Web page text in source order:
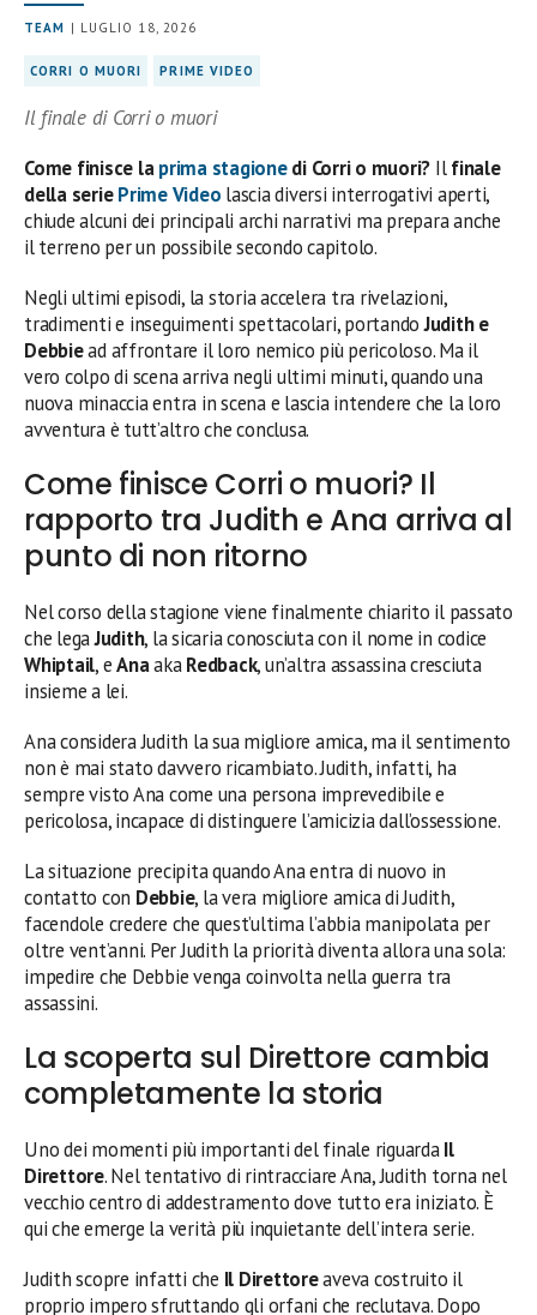
TEAM | LUGLIO 18, 2026
CORRI O MUORI PRIME VIDEO
Il finale di Corri o muori
Come finisce laprima stagionedi Corri o muori? Ilfinale
della seriePrime Video lascia diversi interrogativi aperti,
chiude alcuni dei principali archi narrativi ma prepara anche
il terreno per un possibile secondo capitolo.
Negli ultimi episodi, la storia accelera tra rivelazioni,
tradimenti e inseguimenti spettacolari, portandoJudith e
Debbiead affrontare il loro nemico più pericoloso. Ma il
vero colpo di scena arriva negli ultimi minuti, quando una
nuova minaccia entra in scena e lascia intendere che la loro
avventura è tutt’altro che conclusa.
Come finisce Corri o muori? Il
rapporto tra Judith e Ana arriva al
punto di non ritorno
Nel corso della stagione viene finalmente chiarito il passato
che legaJudith, la sicaria conosciuta con il nome in codice
Whiptail, eAnaakaRedback, un’altra assassina cresciuta
insieme a lei.
Ana considera Judith la sua migliore amica, ma il sentimento
non è mai stato davvero ricambiato. Judith, infatti, ha
sempre visto Ana come una persona imprevedibile e
pericolosa, incapace di distinguere l’amicizia dall’ossessione.
La situazione precipita quando Ana entra di nuovo in
contatto con Debbie, la vera migliore amica di Judith,
facendole credere che quest’ultima l’abbia manipolata per
oltre vent’anni. Per Judith la priorità diventa allora una sola:
impedire che Debbie venga coinvolta nella guerra tra
assassini.
La scoperta sul Direttore cambia
completamente la storia
Uno dei momenti più importanti del finale riguardaIl
Direttore. Nel tentativo di rintracciare Ana, Judith torna nel
vecchio centro di addestramento dove tutto era iniziato. È
qui che emerge la verità più inquietante dell’intera serie.
Judith scopre infatti che Il Direttoreaveva costruito il
proprio impero sfruttando gli orfani che reclutava. Dopo